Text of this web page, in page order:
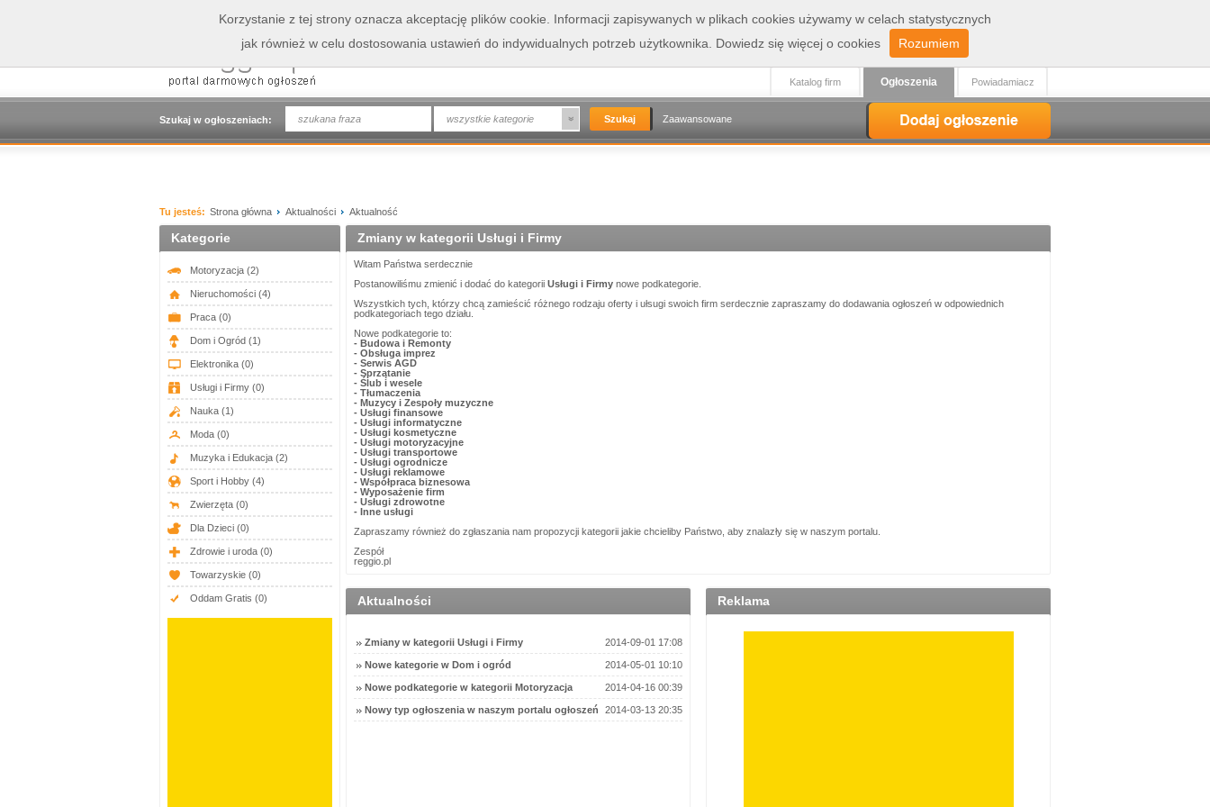
Zaloguj
Szukaj w ogłoszeniach: wszystkie kategorie Zaawansowane
Powiadamiacz
Ogłoszenia
Katalog firm
Tu jesteś: Strona główna Aktualności Aktualność
Kategorie
Motoryzacja (2)
Nieruchomości (4)
Praca (0)
Dom i Ogród (1)
Elektronika (0)
Usługi i Firmy (0)
Nauka (1)
Moda (0)
Muzyka i Edukacja (2)
Sport i Hobby (4)
Zwierzęta (0)
Dla Dzieci (0)
Zdrowie i uroda (0)
Towarzyskie (0)
Oddam Gratis (0)
Zmiany w kategorii Usługi i Firmy
Witam Państwa serdecznie
Postanowiliśmu zmienić i dodać do kategorii Usługi i Firmy nowe podkategorie.
Wszystkich tych, którzy chcą zamieścić różnego rodzaju oferty i ułsugi swoich firm serdecznie zapraszamy do dodawania ogłoszeń w odpowiednich
podkategoriach tego działu.
Nowe podkategorie to:
- Budowa i Remonty
- Obsługa imprez
- Serwis AGD
- Sprzątanie
- Ślub i wesele
- Tłumaczenia
- Muzycy i Zespoły muzyczne
- Usługi finansowe
- Usługi informatyczne
- Usługi kosmetyczne
- Usługi motoryzacyjne
- Usługi transportowe
- Usługi ogrodnicze
- Usługi reklamowe
- Współpraca biznesowa
- Wyposażenie firm
- Usługi zdrowotne
- Inne usługi
Zapraszamy również do zgłaszania nam propozycji kategorii jakie chcieliby Państwo, aby znalazły się w naszym portalu.
Zespół
reggio.pl
Aktualności
Zmiany w kategorii Usługi i Firmy 2014-09-01 17:08
Nowe kategorie w Dom i ogród 2014-05-01 10:10
Nowe podkategorie w kategorii Motoryzacja 2014-04-16 00:39
Nowy typ ogłoszenia w naszym portalu ogłoszeń 2014-03-13 20:35
Reklama
Korzystanie z tej strony oznacza akceptację plików cookie. Informacji zapisywanych w plikach cookies używamy w celach statystycznych
jak również w celu dostosowania ustawień do indywidualnych potrzeb użytkownika. Dowiedz się więcej o cookies Rozumiem